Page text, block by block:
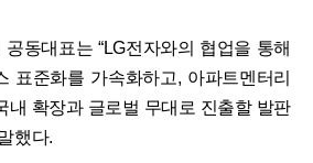
동대표는 “LG전자와의 협업을 통해
표준화를 가속화하고, 아파트멘터리
내 확장과 글로벌 무대로 진출할 발판
했다.